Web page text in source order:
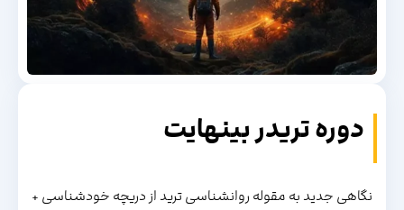
دوره تریدر بینهایت
نگاهی جدید به مقوله روانشناسی ترید از دریچه خودشناسی +